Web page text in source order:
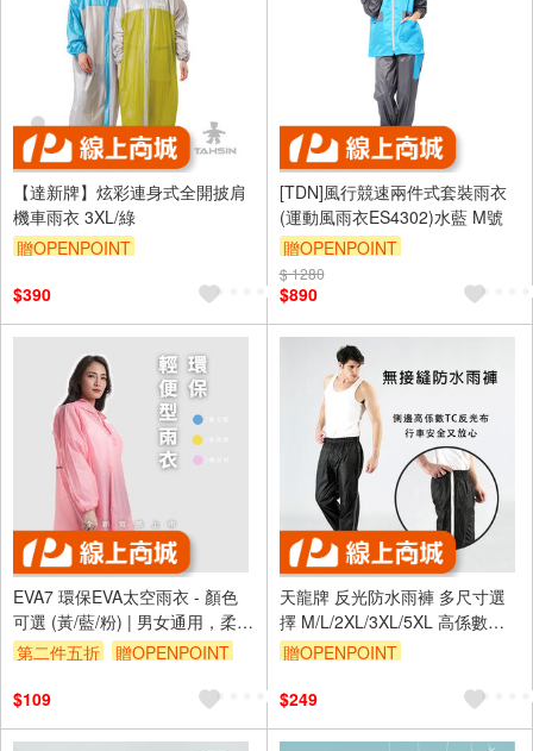
【達新牌】炫彩連身式全開披肩
機車雨衣 3XL/綠
贈OPENPOINT
$390
[TDN]風行競速兩件式套裝雨衣
(運動風雨衣ES4302)水藍 M號
贈OPENPOINT
$ 1280
$890
EVA7 環保EVA太空雨衣 - 顏色
可選 (黃/藍/粉) | 男女通用，柔軟
舒適，單一尺寸
第二件五折
贈OPENPOINT
（運費不算在 2000 元的範圍
內）
$109
天龍牌 反光防水雨褲 多尺寸選
擇 M/L/2XL/3XL/5XL 高係數反
光布 保證行車安全 男女皆適用
贈OPENPOINT
（運費不算在 2000 元的範圍
內）
$249